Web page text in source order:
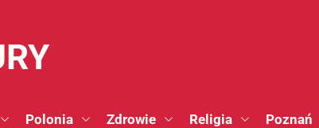
Polonia Zdrowie Religia Poznań